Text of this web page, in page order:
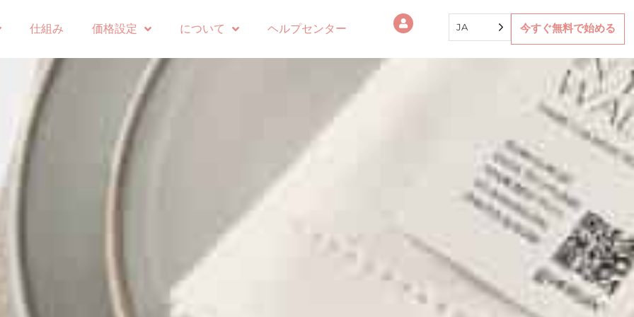
仕組み 価格設定 について ヘルプセンター JA 今すぐ無料で始める